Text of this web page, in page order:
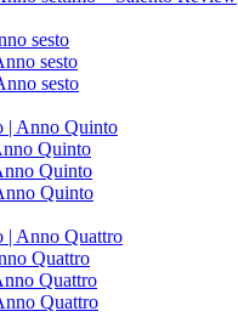
sesto
sesto
sesto
| Anno Quinto
Quinto
Quinto
Quinto
| Anno Quattro
Quattro
Quattro
Quattro